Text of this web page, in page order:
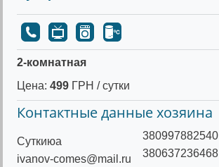
2-комнатная
Цена: 499 ГРН / сутки
Контактные данные хозяина
Cуткиюа
ivanov-comes@mail.ru
380997882540
380637236468